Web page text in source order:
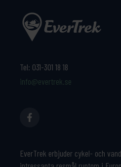
Tel: 031-301 18 18
info@evertrek.se
EverTrek erbjuder cykel- och